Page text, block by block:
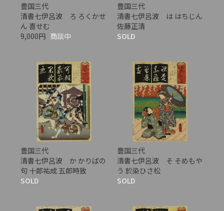
豊国三代
清書七伊呂波 ろ ろくかせ
ん 喜せむ
9,000円 商談中
豊国三代
清書七伊呂波 は はちじん
佐藤正清
SOLD
豊国三代
清書七伊呂波 か かりばの
句 十郎祐成 五郎時致
SOLD
豊国三代
清書七伊呂波 そ そめもや
う 於染ひさ松
SOLD